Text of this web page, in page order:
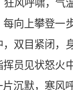
风呼啸，气
向上攀登一
双目紧闭，
员见状怒火
沉默，寒风